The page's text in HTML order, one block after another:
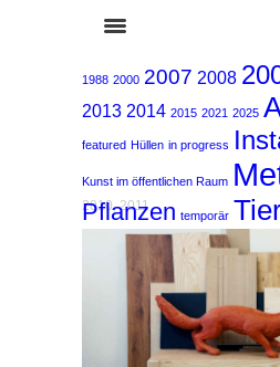
1988 2000 2007 2008
2013 2014 2015 2021 2025
featured Hüllen in progress
Kunst im öffentlichen Raum
Pflanzen temporär
2010,2011